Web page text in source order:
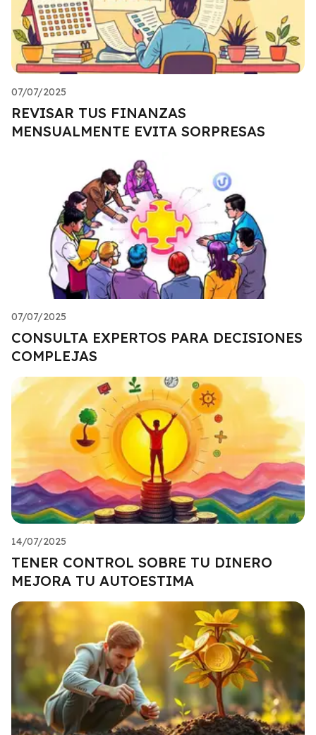
07/07/2025
REVISAR TUS FINANZAS
MENSUALMENTE EVITA SORPRESAS
07/07/2025
CONSULTA EXPERTOS PARA DECISIONES
COMPLEJAS
14/07/2025
TENER CONTROL SOBRE TU DINERO
MEJORA TU AUTOESTIMA